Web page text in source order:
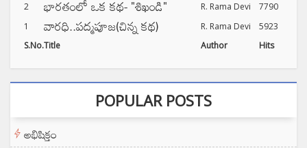
S.No.Title Author Hits
2
భారతంలో ఒక కథ- "శిఖండి" R. Rama Devi
7790
1
వారధి..పద్మపూజ(చిన్న కథ) R. Rama Devi 5923
POPULAR POSTS
అభిషిక్తం